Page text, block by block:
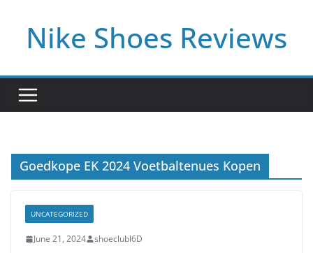
contentNike Shoes Reviews
Goedkope EK 2024 Voetbaltenues Kopen
UNCATEGORIZED
June 21, 2024 shoeclubl6D